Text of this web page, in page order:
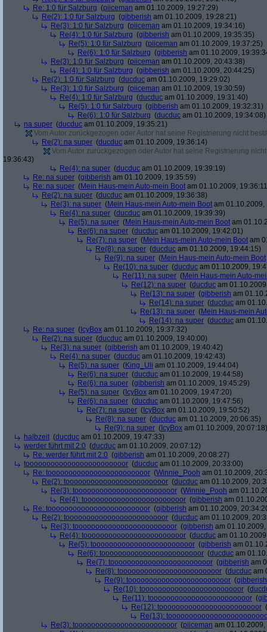
Re: 1:0 für Salzburg (piiceman am 01.10.2009, 19:27:29)
Re(2): 1:0 für Salzburg (gibberish am 01.10.2009, 19:28:21)
Re(3): 1:0 für Salzburg (piiceman am 01.10.2009, 19:34:16)
Re(4): 1:0 für Salzburg (gibberish am 01.10.2009, 19:35:35)
Re(5): 1:0 für Salzburg (piiceman am 01.10.2009, 19:37:25)
Re(6): 1:0 für Salzburg (gibberish am 01.10.2009,
Re(3): 1:0 für Salzburg (piiceman am 01.10.2009, 20:43:38)
Re(4): 1:0 für Salzburg (gibberish am 01.10.2009, 20:44:25)
Re(2): 1:0 für Salzburg (ducduc am 01.10.2009, 19:29:02)
Re(3): 1:0 für Salzburg (piiceman am 01.10.2009, 19:30:59)
Re(4): 1:0 für Salzburg (ducduc am 01.10.2009, 19:31:40)
Re(5): 1:0 für Salzburg (gibberish am 01.10.2009, 19:32:31)
Re(6): 1:0 für Salzburg (ducduc am 01.10.2009, 19:34:08)
na super (ducduc am 01.10.2009, 19:35:21)
Vom Autor zurückgezogen oder Autor hat seine Registrierung nicht
Re(2): na super (ducduc am 01.10.2009, 19:36:14)
Vom Autor zurückgezogen oder Autor hat seine Registrierung
19:36:43)
Re(4): na super (ducduc am 01.10.2009, 19:39:19)
Re: na super (gibberish am 01.10.2009, 19:35:59)
Re: na super (Mein Haus-mein Auto-mein Boot am 01.10.2009,
Re(2): na super (ducduc am 01.10.2009, 19:36:38)
Re(3): na super (Mein Haus-mein Auto-mein Boot am 01.10.2009,
Re(4): na super (ducduc am 01.10.2009, 19:39:39)
Re(5): na super (Mein Haus-mein Auto-mein Boot am
Re(6): na super (ducduc am 01.10.2009, 19:42:01)
Re(7): na super (Mein Haus-mein Auto-mein Boot am
Re(8): na super (ducduc am 01.10.2009, 19:44:15)
Re(9): na super (Mein Haus-mein Auto-mein Boot
Re(10): na super (ducduc am 01.10.2009,
Re(11): na super (Mein Haus-mein Auto-
Re(12): na super (ducduc am
Re(13): na super (gibberish am
Re(14): na super (ducduc am
Re(13): na super (Mein Haus-mein
Re(14): na super (ducduc am
Re: na super ( IcyBox am 01.10.2009, 19:37:32)
Re(2): na super (ducduc am 01.10.2009, 19:40:00)
Re(3): na super (gibberish am 01.10.2009, 19:40:42)
Re(4): na super (ducduc am 01.10.2009, 19:42:43)
Re(5): na super (King_Uli am 01.10.2009, 19:44:04)
Re(6): na super (ducduc am 01.10.2009, 19:44:58)
Re(6): na super (gibberish am 01.10.2009, 19:45:29)
Re(5): na super ( IcyBox am 01.10.2009, 19:47:20)
Re(6): na super (ducduc am 01.10.2009, 19:47:56)
Re(7): na super ( IcyBox am 01.10.2009, 19:50:52)
Re(8): na super (ducduc am 01.10.2009, 20:06:35)
Re(9): na super ( IcyBox am 01.10.2009, 20:07:18)
halbzeit (ducduc am 01.10.2009, 19:47:33)
werder führt mit 2:0 (ducduc am 01.10.2009, 20:07:12)
Re: werder führt mit 2:0 (gibberish am 01.10.2009, 20:08:27)
toooooooooooooooooooooooor (ducduc am 01.10.2009, 20:33:00)
Re: toooooooooooooooooooooooor (Winnie_Pooh am 01.10.2009,
Re(2): toooooooooooooooooooooooor (ducduc am 01.10.2009,
Re(3): toooooooooooooooooooooooor (Winnie_Pooh am
Re(4): toooooooooooooooooooooooor (gibberish am
Re: toooooooooooooooooooooooor (gibberish am 01.10.2009,
Re(2): toooooooooooooooooooooooor (ducduc am 01.10.2009,
Re(3): toooooooooooooooooooooooor (gibberish am
Re(4): toooooooooooooooooooooooor (ducduc am
Re(5): toooooooooooooooooooooooor (gibberish am
Re(6): toooooooooooooooooooooooor (ducduc am
Re(7): toooooooooooooooooooooooor (gibberish am
Re(8): toooooooooooooooooooooooor (ducduc am
Re(9): toooooooooooooooooooooooor (gibberish
Re(10): toooooooooooooooooooooooor (
Re(11): toooooooooooooooooooooooor (
Re(12): toooooooooooooooooooooooor (
Re(13):
Re(3): toooooooooooooooooooooooor (piiceman am